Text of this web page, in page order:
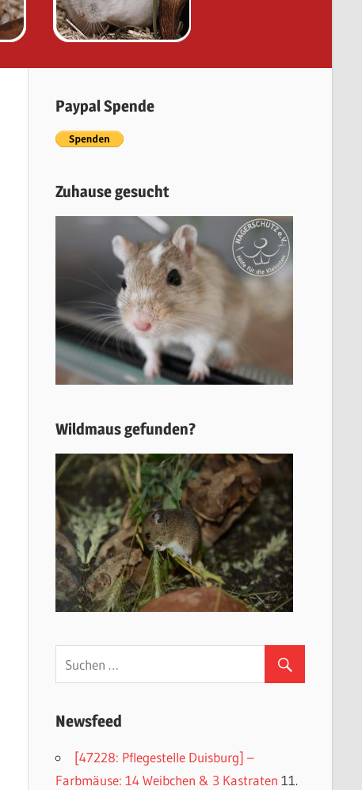
Paypal Spende
Zuhause gesucht
Wildmaus gefunden?
Newsfeed
[47228: Pflegestelle Duisburg] –
Farbmäuse: 14 Weibchen & 3 Kastraten 11.